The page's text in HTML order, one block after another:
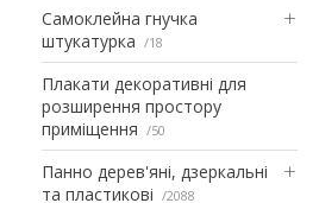
Самоклейна гнучка
штукатурка
18
Плакати декоративні для
розширення простору
приміщення
50
Панно дерев'яні, дзеркальні
та пластикові
2088